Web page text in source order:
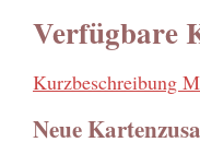
Verfügbare
Kurzbeschreibung
Neue